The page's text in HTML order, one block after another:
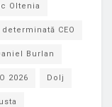
Oltenia
CEO
Burlan
2026 Dolj